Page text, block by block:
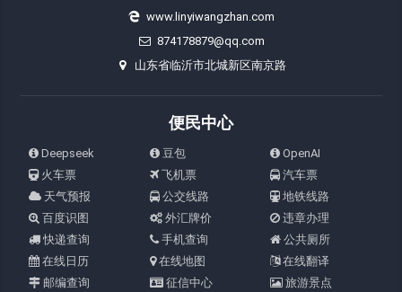
www.linyiwangzhan.com
874178879@qq.com
山东省临沂市北城新区南京路
便民中心
Deepseek 豆包
OpenAI
火车票
飞机票
汽车票
天气预报
公交线路
地铁线路
百度识图
外汇牌价
违章办理
快递查询
手机查询
公共厕所
在线日历
在线地图
在线翻译
邮编查询
征信中心
旅游景点